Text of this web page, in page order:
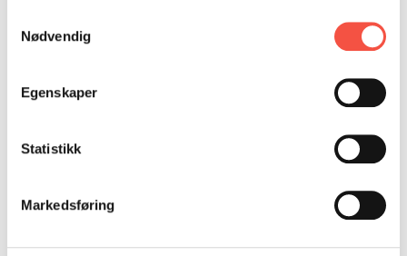
Nødvendig
Egenskaper
Statistikk
Markedsføring